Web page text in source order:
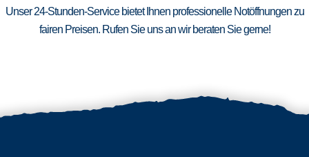
Unser 24-Stunden-Service bietet Ihnen professionelle Notöffnungen zu
fairen Preisen. Rufen Sie uns an wir beraten Sie gerne!